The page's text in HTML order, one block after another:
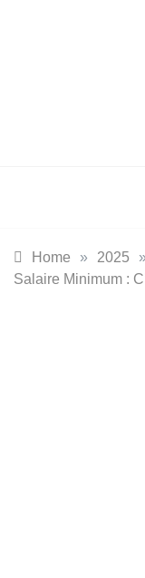
Home » 2025
Salaire Minimum :